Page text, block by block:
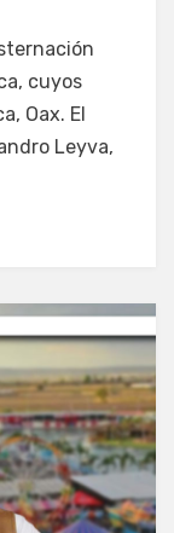
cuyos
Oax. El
Leyva,